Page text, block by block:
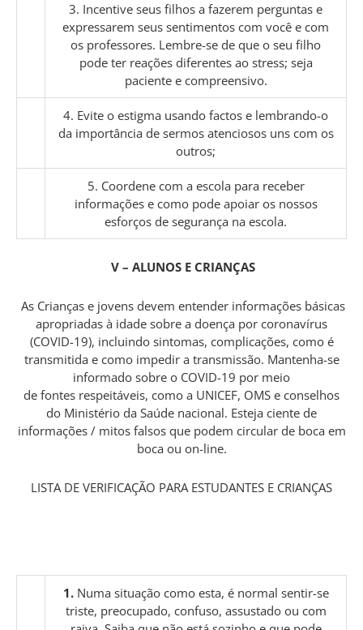
3. Incentive seus filhos a fazerem perguntas e
expressarem seus sentimentos com você e com
os professores. Lembre-se de que o seu filho
pode ter reações diferentes ao stress; seja
paciente e compreensivo.
4. Evite o estigma usando factos e lembrando-o
da importância de sermos atenciosos uns com os
outros;
5. Coordene com a escola para receber
informações e como pode apoiar os nossos
esforços de segurança na escola.
V – ALUNOS E CRIANÇAS
As Crianças e jovens devem entender informações básicas
apropriadas à idade sobre a doença por coronavírus
(COVID-19), incluindo sintomas, complicações, como é
transmitida e como impedir a transmissão. Mantenha-se
informado sobre o COVID-19 por meio
de fontes respeitáveis, como a UNICEF, OMS e conselhos
do Ministério da Saúde nacional. Esteja ciente de
informações / mitos falsos que podem circular de boca em
boca ou on-line.
LISTA DE VERIFICAÇÃO PARA ESTUDANTES E CRIANÇAS
1. Numa situação como esta, é normal sentir-se
triste, preocupado, confuso, assustado ou com